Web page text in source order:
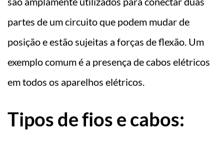
partes de um circuito que podem mudar de
posição e estão sujeitas a forças de flexão. Um
exemplo comum é a presença de cabos elétricos
em todos os aparelhos elétricos.
Tipos de fios e cabos: